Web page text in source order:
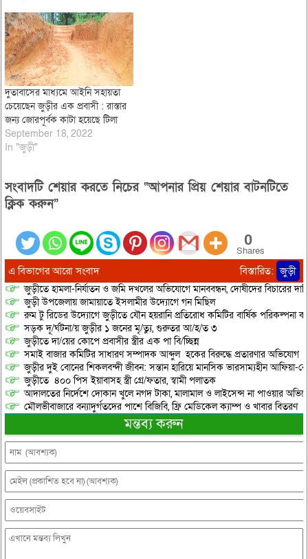
দুতাবাসের মাধ্যমে আইনি সহায়তা
চেয়েছেন জুড়ীর এক প্রবাসী : রাস্তার
জন্য জোরপূর্বক কাটা হয়েছে টিলা
September 18, 2022
In "জুড়ী"
সংবাদটি শেয়ার করতে নিচের “আপনার প্রিয় শেয়ার বাটনটিতে
ক্লিক করুন”
0
Shares
এ বিভাগের আরো সংবাদ বিস্তারিত: জুড়ী
জুড়ীতে হামলা-নির্যাতন ও জমি দখলের অভিযোগে মানববন্ধন, দোষীদের বিচারের দাবি
জুড়ী উপজেলায় জামায়াতে ইসলামীর উদ্যোগে গন মিছিল
রুম টু রিডের উদ্যোগে জুড়ীতে যৌন হয়রানি প্রতিরোধ কমিটির বার্ষিক পরিকল্পনা
সড়ক দূ/র্ঘটনা/য় জুড়ীর ১ জনের মৃ/ত্যু, গুরুতর আ/হ/ত ৩
জুড়ীতে দা/য়ের কোপে প্রবাসীর স্ত্রীর এক পা বি/চ্ছিন্ন
সমাই বাজার কমিটির সাধারণ সম্পাদক আব্দুল হকের বিরুদ্ধে প্রতারণার অভিযোগ
জুড়ীর দুই বোনের শিকলবন্দী জীবন: সন্তান হারিয়ে মানসিক ভারসাম্যহীন আফিয়া-
জুড়ীতে ৪০০ পিস ইয়াবাসহ স্ত্রী গ্রে/ফতার, স্বামী পলাতক
আদালতের নির্দেশে দোকান খুলে নগদ টাকা, মালামাল ও লাইসেন্স না পাওয়ার
মৌলভীবাজারে বন্যাদুর্গতদের পাশে বিজিবি, ফ্রি মেডিকেল ক্যাম্প ও খাবার বিতরণ
মন্তব্য করুন